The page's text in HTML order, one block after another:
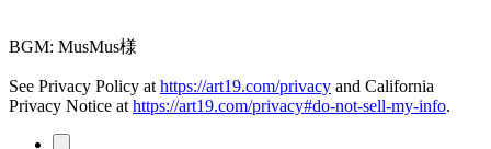
BGM: MusMus様
See Privacy Policy at https://art19.com/privacy and California
Privacy Notice at https://art19.com/privacy#do-not-sell-my-info.